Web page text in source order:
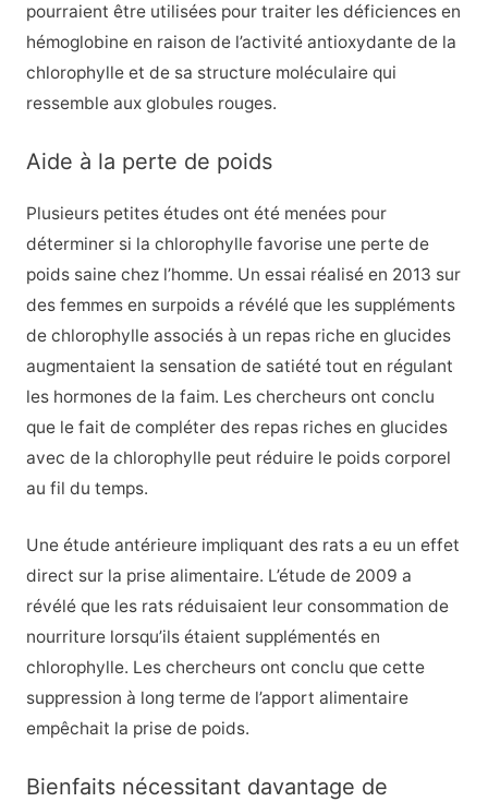
pourraient être utilisées pour traiter les déficiences en
hémoglobine en raison de l’activité antioxydante de la
chlorophylle et de sa structure moléculaire qui
ressemble aux globules rouges.
Aide à la perte de poids
Plusieurs petites études ont été menées pour
déterminer si la chlorophylle favorise une perte de
poids saine chez l’homme. Un essai réalisé en 2013 sur
des femmes en surpoids a révélé que les suppléments
de chlorophylle associés à un repas riche en glucides
augmentaient la sensation de satiété tout en régulant
les hormones de la faim. Les chercheurs ont conclu
que le fait de compléter des repas riches en glucides
avec de la chlorophylle peut réduire le poids corporel
au fil du temps.
Une étude antérieure impliquant des rats a eu un effet
direct sur la prise alimentaire. L’étude de 2009 a
révélé que les rats réduisaient leur consommation de
nourriture lorsqu’ils étaient supplémentés en
chlorophylle. Les chercheurs ont conclu que cette
suppression à long terme de l’apport alimentaire
empêchait la prise de poids.
Bienfaits nécessitant davantage de